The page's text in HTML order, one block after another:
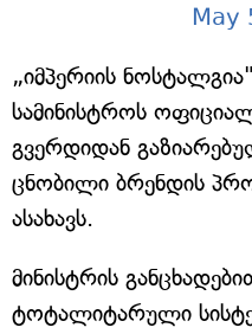
May
„იმპერიის
სამინისტროს
გვერდიდან
ცნობილი ბრენდის
ასახავს.
მინისტრის
ტოტალიტარული